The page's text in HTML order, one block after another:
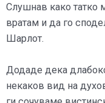
Слушнав како
вратам и да го
Шарлот.
Додаде дека
некаков вид на